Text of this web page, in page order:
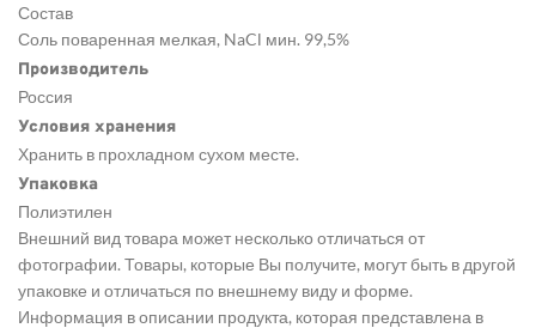
Состав
Соль поваренная мелкая, NaCl мин. 99,5%
Производитель
Россия
Условия хранения
Хранить в прохладном сухом месте.
Упаковка
Полиэтилен
Внешний вид товара может несколько отличаться от
фотографии. Товары, которые Вы получите, могут быть в другой
упаковке и отличаться по внешнему виду и форме.
Информация в описании продукта, которая представлена в